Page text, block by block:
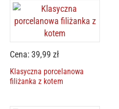
Cena: 39,99 zł
Klasyczna porcelanowa
filiżanka z kotem